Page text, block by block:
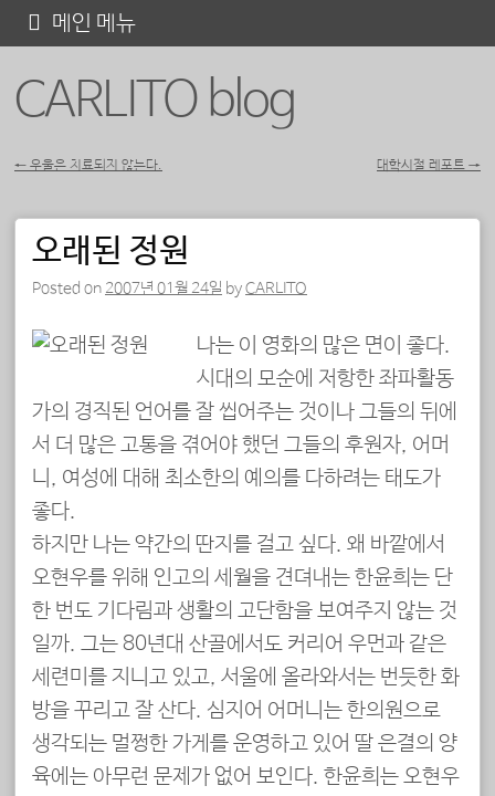
CARLITO blog
메인 메뉴
텐
← 우울은 치료되지 않는다. 대학시절 레포트 →
오래된 정원
Posted on 2007년 01월 24일 byCARLITO
나는 이 영화의 많은 면이 좋다.
시대의 모순에 저항한 좌파활동
가의 경직된 언어를 잘 씹어주는 것이나 그들의 뒤에
서 더 많은 고통을 겪어야 했던 그들의 후원자, 어머
니, 여성에 대해 최소한의 예의를 다하려는 태도가
좋다.
하지만 나는 약간의 딴지를 걸고 싶다. 왜 바깥에서
오현우를 위해 인고의 세월을 견뎌내는 한윤희는 단
한 번도 기다림과 생활의 고단함을 보여주지 않는 것
일까. 그는 80년대 산골에서도 커리어 우먼과 같은
세련미를 지니고 있고, 서울에 올라와서는 번듯한 화
방을 꾸리고 잘 산다. 심지어 어머니는 한의원으로
생각되는 멀쩡한 가게를 운영하고 있어 딸 은결의 양
육에는 아무런 문제가 없어 보인다. 한윤희는 오현우